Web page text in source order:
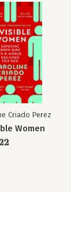
Criado Perez
Women